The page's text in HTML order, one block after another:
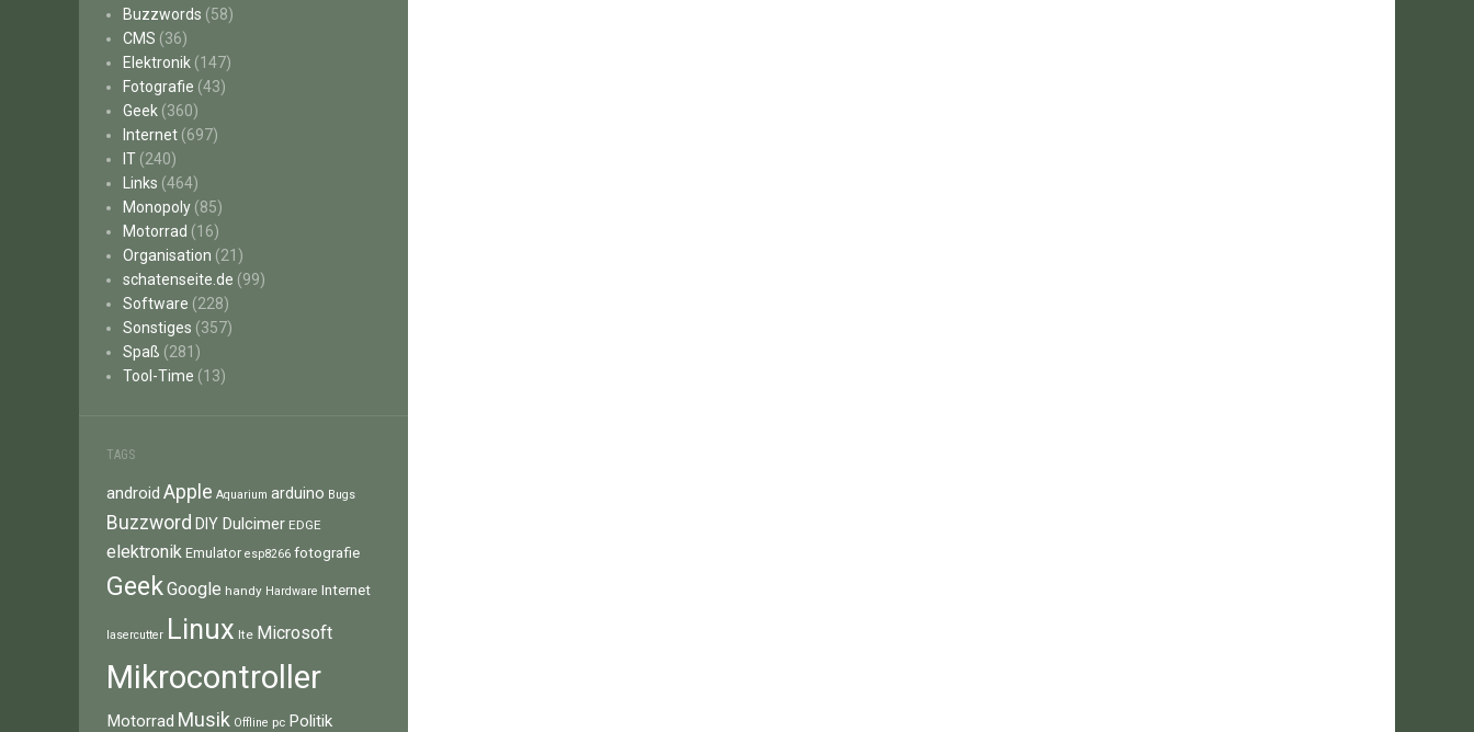
Buzzwords (58)
CMS (36)
Elektronik (147)
Fotografie (43)
Geek (360)
Internet (697)
IT (240)
Links (464)
Monopoly (85)
Motorrad (16)
Organisation (21)
schatenseite.de (99)
Software (228)
Sonstiges (357)
Spaß (281)
Tool-Time (13)
TAGS
android Apple Aquarium arduino Bugs
Buzzword DIY Dulcimer EDGE
elektronik Emulator esp8266 fotografie
GeekGoogle handy Hardware Internet
lasercutter Linux lte Microsoft
Mikrocontroller
Motorrad Musik Offline pc Politik